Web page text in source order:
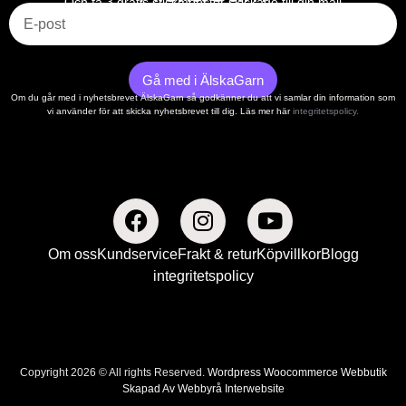
Gå med i ÄlskaGarn
Om du går med i nyhetsbrevet ÄlskaGarn så godkänner du att vi samlar din information som
vi använder för att skicka nyhetsbrevet till dig. Läs mer härintegritetspolicy.
Om ossKundserviceFrakt & returKöpvillkorBlogg
integritetspolicy
Copyright 2026 © All rights Reserved. Wordpress Woocommerce Webbutik
Skapad Av Webbyrå Interwebsite